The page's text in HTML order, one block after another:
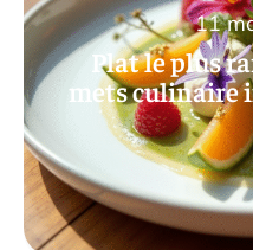
Plat le plus
mets culinaire
11